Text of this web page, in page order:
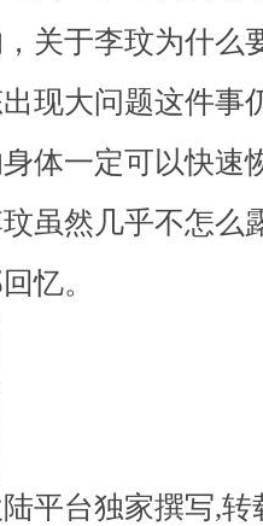
关于李玟为什么
现大问题这件事
体一定可以快速
虽然几乎不怎么
忆。
平台独家撰写,转